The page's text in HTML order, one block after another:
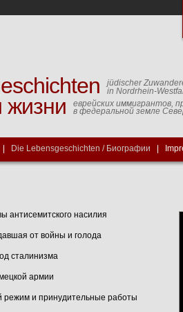
jüdischer
in Nordrhein-
жизни еврейских иммигрантов,
в федеральной земле
Die Lebensgeschichten / Биографии
антисемитского насилия
от войны и голода
сталинизма
армии
режим и принудительные работы